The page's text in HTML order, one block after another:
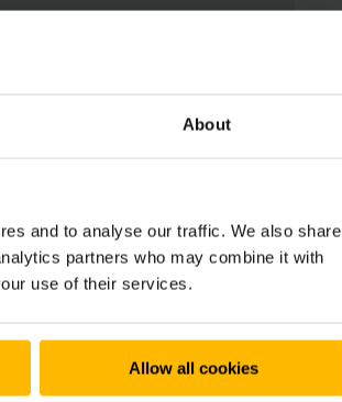
About
and to analyse our traffic. We also share
partners who may combine it with
use of their services.
Allow all cookies
stroompieken (peak shaving)
prioriteitsregels, zodat
van extra trucks
de stroomtoevoer
truck.
worden gekoppeld, via
uw bestaande infrastructuur.